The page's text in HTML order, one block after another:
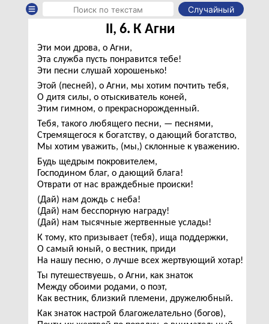
Случайный
II, 6. К Агни
Эти мои дрова, о Агни,
Эта служба пусть понравится тебе!
Эти песни слушай хорошенько!
Этой (песней), о Агни, мы хотим почтить тебя,
О дитя силы, о отыскиватель коней,
Этим гимном, о прекраснорожденный.
Тебя, такого любящего песни, — песнями,
Стремящегося к богатству, о дающий богатство,
Мы хотим уважить, (мы,) склонные к уважению.
Будь щедрым покровителем,
Господином благ, о дающий блага!
Отврати от нас враждебные происки!
(Дай) нам дождь с неба!
(Дай) нам бесспорную награду!
(Дай) нам тысячные жертвенные услады!
К тому, кто призывает (тебя), ища поддержки,
О самый юный, о вестник, приди
На нашу песню, о лучше всех жертвующий хотар!
Ты путешествуешь, о Агни, как знаток
Между обоими родами, о поэт,
Как вестник, близкий племени, дружелюбный.
Как знаток настрой благожелательно (богов),